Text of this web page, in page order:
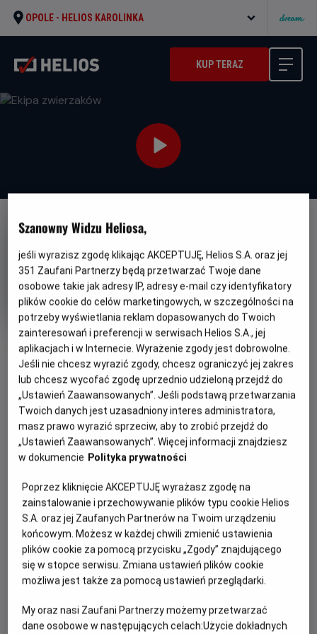
OPOLE - HELIOS KAROLINKA
KUP TERAZ
DUBBING
OBSERWUJ
Ekipa zwierzaków
Oryginalny
tytuł
Spiked Gatunek
Animowany
Minimalny
wiek
Od 6 lat
Czas
trwania
84 min
Kraj
i
rok
produkcji
Belgia, Francja, Wielka Brytania,
Inne (2026)
PREMIERA
24 lipca 2026
REŻYSERIA
Caroline Origer
WIĘCEJ SZCZEGÓŁÓW
GODZINY SEANSÓW
DZISIAJ, 6 SIERPNIA 2026
DZISIAJ,
SIERPNIA
2026
11:30
2D, dubbing
OPIS FILMU
Królik Waldi to stateczny mąż i ojciec gromadki 53 dzieci,
Szanowny Widzu Heliosa,
jeśli wyrazisz zgodę klikając AKCEPTUJĘ, Helios S.A. oraz jej
351 Zaufani Partnerzy będą przetwarzać Twoje dane
osobowe takie jak adresy IP, adresy e-mail czy identyfikatory
plików cookie do celów marketingowych, w szczególności na
potrzeby wyświetlania reklam dopasowanych do Twoich
zainteresowań i preferencji w serwisach Helios S.A., jej
aplikacjach i w Internecie. Wyrażenie zgody jest dobrowolne.
Jeśli nie chcesz wyrazić zgody, chcesz ograniczyć jej zakres
lub chcesz wycofać zgodę uprzednio udzieloną przejdź do
„Ustawień Zaawansowanych”. Jeśli podstawą przetwarzania
Twoich danych jest uzasadniony interes administratora,
masz prawo wyrazić sprzeciw, aby to zrobić przejdź do
„Ustawień Zaawansowanych”. Więcej informacji znajdziesz
w dokumencie Polityka prywatności
Poprzez kliknięcie AKCEPTUJĘ wyrażasz zgodę na
zainstalowanie i przechowywanie plików typu cookie Helios
S.A. oraz jej Zaufanych Partnerów na Twoim urządzeniu
końcowym. Możesz w każdej chwili zmienić ustawienia
plików cookie za pomocą przycisku „Zgody” znajdującego
się w stopce serwisu. Zmiana ustawień plików cookie
możliwa jest także za pomocą ustawień przeglądarki.
My oraz nasi Zaufani Partnerzy możemy przetwarzać
dane osobowe w następujących celach:Użycie dokładnych